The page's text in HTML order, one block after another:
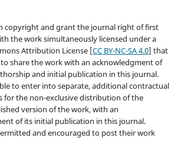
copyright and grant the journal right of first
the work simultaneously licensed under a
Attribution License [CC BY-NC-SA 4.0] that
share the work with an acknowledgment of
and initial publication in this journal.
to enter into separate, additional contractual
for the non-exclusive distribution of the
version of the work, with an
of its initial publication in this journal.
and encouraged to post their work